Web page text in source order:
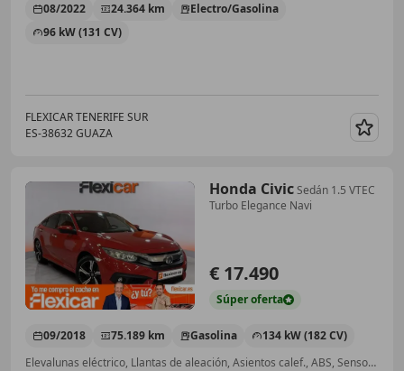
08/2022 24.364 km
Electro/Gasolina
96 kW (131 CV)
FLEXICAR TENERIFE SUR
ES-38632 GUAZA
Honda CivicSedán 1.5 VTEC
Turbo Elegance Navi
€ 17.490
Súperoferta
09/2018 75.189 km Gasolina
134 kW (182 CV)
Elevalunas eléctrico, Llantas de aleación, Asientos calef., ABS, Sensor de lluvia, Cierre centralizado, Faros antiniebla, Airbags laterales